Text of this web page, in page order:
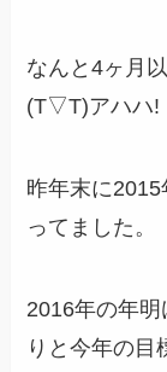
なんと4ヶ月
(T▽T)アハハ!
昨年末に
ってました。
2016年の年
りと今年の目